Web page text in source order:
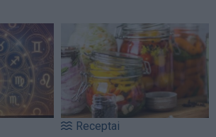
Receptai